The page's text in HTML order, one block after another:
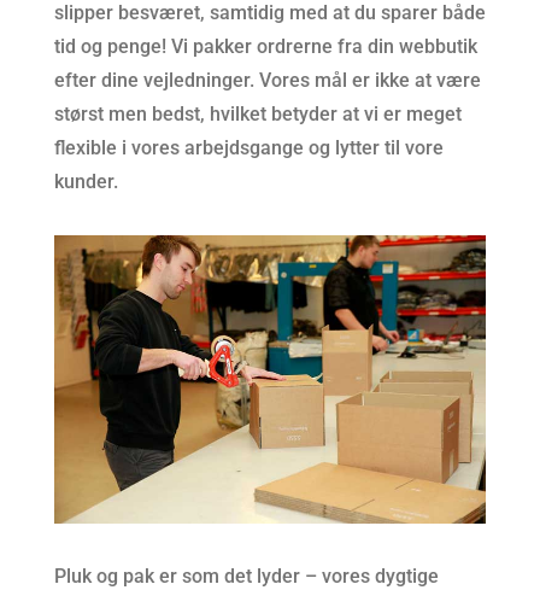
slipper besværet, samtidig med at du sparer både
tid og penge! Vi pakker ordrerne fra din webbutik
efter dine vejledninger. Vores mål er ikke at være
størst men bedst, hvilket betyder at vi er meget
flexible i vores arbejdsgange og lytter til vore
kunder.
Pluk og pak er som det lyder – vores dygtige